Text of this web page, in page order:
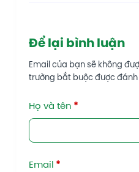
Để lại bình luận
Email của bạn sẽ không
trường bắt buộc được
Họ và tên *
Email *